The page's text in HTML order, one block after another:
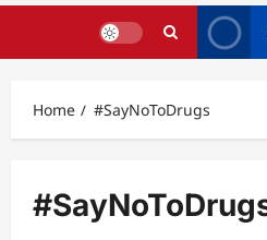
Home #SayNoToDrugs